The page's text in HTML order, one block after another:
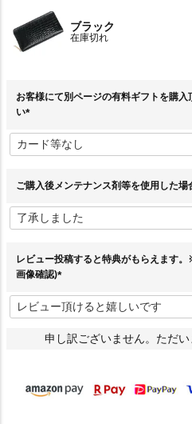
ブラック
在庫切れ
お客様にて別ページの有料ギフトを購
い
必
須
ご購入後メンテナンス剤等を使用した場
レビュー投稿すると特典がもらえます
画像確認)
必
須
)
申し訳ございません。ただい